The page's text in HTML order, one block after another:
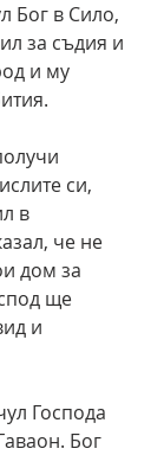
Бог в Сило,
за съдия и
и му
си,
в
че не
дом за
ще
и
Господа
Бог